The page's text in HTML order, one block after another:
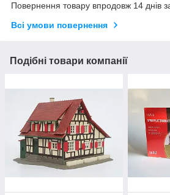
Повернення товару впродовж 14 днів
Всі умови повернення
Подібні товари компанії